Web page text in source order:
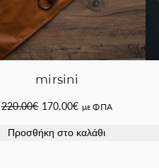
mirsini
220.00€ Original
was:
170.00€Η
τιμή
με ΦΠΑ
Προσθήκη στο καλάθι